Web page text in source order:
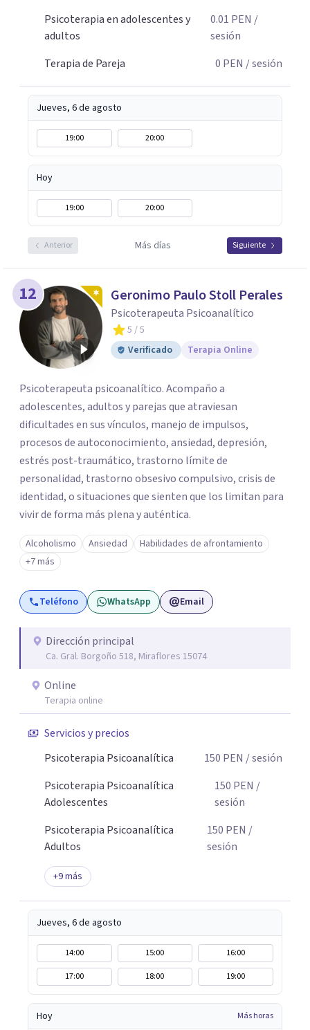
Psicoterapia en adolescentes y
adultos
0.01 PEN /
sesión
Terapia de Pareja
0 PEN / sesión
Jueves, 6 de agosto
19:00 20:00
Hoy
19:00 20:00
Anterior Más días Siguiente
12 Geronimo Paulo Stoll Perales
Psicoterapeuta Psicoanalítico
5 / 5
Verificado
Terapia Online
Psicoterapeuta psicoanalítico. Acompaño a
adolescentes, adultos y parejas que atraviesan
dificultades en sus vínculos, manejo de impulsos,
procesos de autoconocimiento, ansiedad, depresión,
estrés post-traumático, trastorno límite de
personalidad, trastorno obsesivo compulsivo, crisis de
identidad, o situaciones que sienten que los limitan para
vivir de forma más plena y auténtica.
Alcoholismo Ansiedad
Habilidades de afrontamiento
+7 más
Teléfono WhatsApp Email
Dirección principal
Ca. Gral. Borgoño 518, Miraflores 15074
Online
Terapia online
Servicios y precios
Psicoterapia Psicoanalítica
150 PEN / sesión
Psicoterapia Psicoanalítica
Adolescentes
150 PEN /
sesión
Psicoterapia Psicoanalítica
Adultos
150 PEN /
sesión
+9más
Jueves, 6 de agosto
14:00 15:00
16:00
17:00
18:00 19:00
Hoy Más horas